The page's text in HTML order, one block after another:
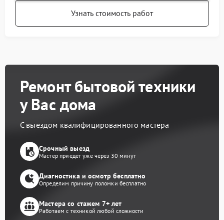
Узнать стоимость работ
Ремонт бытовой техники
у Вас дома
С выездом квалифицированного мастера
Срочный выезд
Мастер приедет уже через 30 минут
Диагностика и осмотр бесплатно
Определим причину поломки бесплатно
Мастера со стажем 7+ лет
Работаем с техникой любой сложности